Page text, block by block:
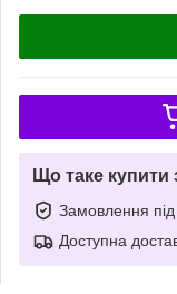
Що таке купити
Замовлення
Доступна